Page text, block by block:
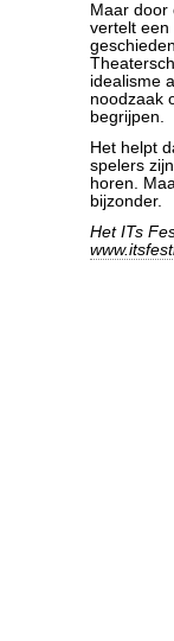
Maar door
vertelt een
idealisme
noodzaak
begrijpen.
Het helpt
spelers
horen.
bijzonder.
Het ITs